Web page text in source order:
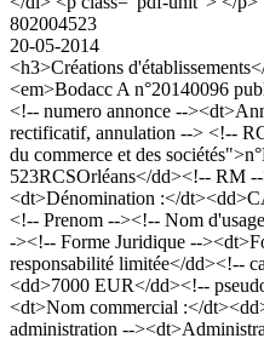
802004523
20-05-2014
<h3>Créations
<em>Bodacc A n°20140096
<!-- numero annonce --
rectificatif, annulation --> <!--
du commerce et des
523RCSOrléans</dd><!-- RM
<dt>Dénomination :</
<!-- Prenom --><!-- Nom
-><!-- Forme Juridique --
responsabilité limitée</dd><!--
<dd>7000 EUR</dd><!--
<dt>Nom commercial :</
administration --